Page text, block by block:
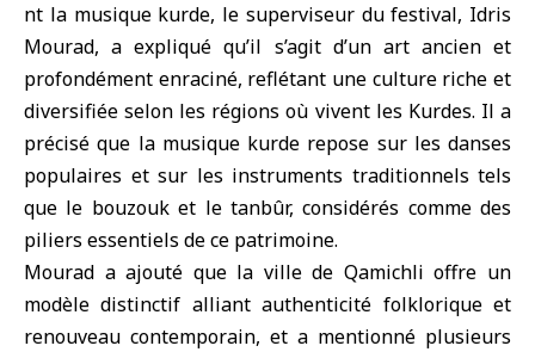
nt la musique kurde, le superviseur du festival, Idris
Mourad, a expliqué qu’il s’agit d’un art ancien et
profondément enraciné, reflétant une culture riche et
diversifiée selon les régions où vivent les Kurdes. Il a
précisé que la musique kurde repose sur les danses
populaires et sur les instruments traditionnels tels
que le bouzouk et le tanbûr, considérés comme des
piliers essentiels de ce patrimoine.
Mourad a ajouté que la ville de Qamichli offre un
modèle distinctif alliant authenticité folklorique et
renouveau contemporain, et a mentionné plusieurs